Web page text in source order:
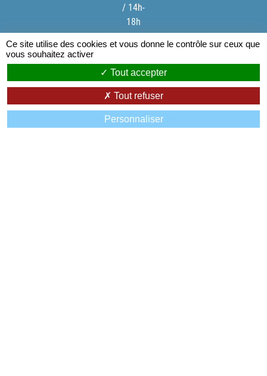
/ 14h-
18h
MODES
DE
PAIEMENT
Ce site utilise des cookies et vous donne le contrôle sur ceux que
vous souhaitez activer
Tout accepter
Tout refuser
Personnaliser